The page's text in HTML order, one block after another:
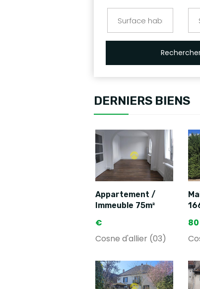
DERNIERS BIENS
Appartement /
Immeuble 75m²
€
Cosne d'allier (03)